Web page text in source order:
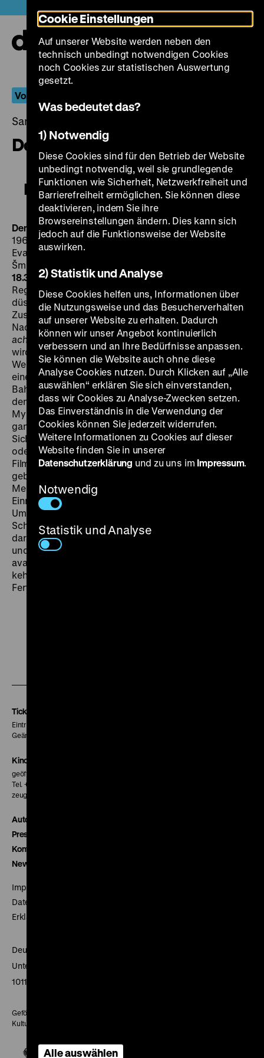
zum
Seiteninhalt
springen
Vom Ende des Prager Frühlings
Samstag, 18. August 2018, 18.30 - 00.00 Uhr
Den sedmý, osmá noc
Den sedmý, osmá noc
Den sedmý, osmá noc Der siebte Tag, die achte Nacht
1969, R: Evald Schorm, Jan Kacer, B: Zdenek Mahler,
Evald Schorm, K: Václav Hanuš, D: Jan Kacer, Bohumil
Šmída, Josef Bek, 100‘
18.30 UhrEvald Schorm gehört zu den bedeutendsten
Regisseuren der 1960er Jahre. „Seine Filme zeigen ein
düsteres, ja verzweifeltes Bild der Welt, geben dem
Zuschauer keine Hoffnungen, fordern ihn aber zum
Nachdenken auf“ (Ulrich Gregor).Der siebte Tag, die
achte Nachtist Schorms finsterster Film. Zu Beginn
wird, wie so häufig bei Schorm, durch Kleinigkeiten die
Welt auf bedrohliche Weise schlagartig verändert. In
einem kleinen Städtchen verschwindet der
Bahnhofsvorsteher, Waggons ohne Ziel stehen auf
den Gleisen, ein Wandertheater führt ein rätselhaftes
Mysterienspiel auf. Auch das Telefonnetz ist im
ganzen Ort zusammengebrochen. Ein
Sicherheitskomitee berät, ob ein Angriff von außen
oder Sabotage von innen zu befürchten ist. Schorms
Film ist eine anspielungsreiche, visuell komplex
gebaute Kontemplation über das Ausgeliefertsein des
Menschen und zugleich eine Reflexion des
Einmarsches der Armeen des Warschauer Pakts.
Umgehend wurde der Film aus dem Verkehr gezogen,
Schorms Laufbahn als Filmregisseur endete kurz
darauf. Er inszenierte in den folgenden Jahren Opern
und Theaterstücke, unter anderem am
avantgardistischen
kehrte er in ein Filmstudio zurück, starb aber noch vor
Fertigstellung seines letzten Films. (sa)
Tickets
Eintritt 5 €
Geänderte Preise sind im Programm vermerkt.
Kinokasse
geöffnet 30 Minuten vor Beginn der ersten Vorstellung
Tel. + 49 30 20304-770
zeughauskino@dhm.de
Autor*innen
Presse
Kontakt
Newsletter
Impressum
Datenschutz
Erklärung digitale Barrierefreiheit
Deutsches Historisches Museum
Unter den Linden 2
10117 Berlin
Gefördert mit Mitteln des Beauftragten der Bundesregierung für
Kultur und Medien
Cookie Einstellungen
Auf unserer Website werden neben den
technisch unbedingt notwendigen Cookies
noch Cookies zur statistischen Auswertung
gesetzt.
Was bedeutet das?
1) Notwendig
Diese Cookies sind für den Betrieb der Website
unbedingt notwendig, weil sie grundlegende
Funktionen wie Sicherheit, Netzwerkfreiheit und
Barrierefreiheit ermöglichen. Sie können diese
deaktivieren, indem Sie ihre
Browsereinstellungen ändern. Dies kann sich
jedoch auf die Funktionsweise der Website
auswirken.
2) Statistik und Analyse
Diese Cookies helfen uns, Informationen über
die Nutzungsweise und das Besucherverhalten
auf unserer Website zu erhalten. Dadurch
können wir unser Angebot kontinuierlich
verbessern und an Ihre Bedürfnisse anpassen.
Sie können die Website auch ohne diese
Analyse Cookies nutzen. Durch Klicken auf „Alle
auswählen“ erklären Sie sich einverstanden,
dass wir Cookies zu Analyse-Zwecken setzen.
Das Einverständnis in die Verwendung der
Cookies können Sie jederzeit widerrufen.
Weitere Informationen zu Cookies auf dieser
Website finden Sie in unserer
Datenschutzerklärung und zu uns im Impressum.
Notwendig
Statistik und Analyse
Alle auswählen